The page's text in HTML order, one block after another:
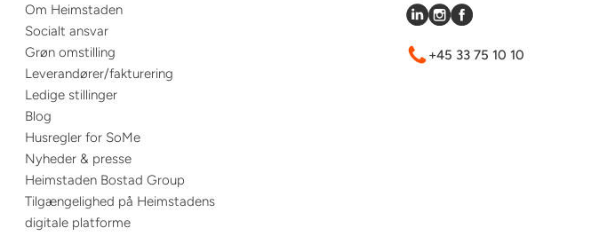
Om Heimstaden
Socialt ansvar
Grøn omstilling
Leverandører/fakturering
Ledige stillinger
Blog
Husregler for SoMe
Nyheder & presse
Heimstaden Bostad Group
Tilgængelighed på Heimstadens
digitale platforme
+45 33 75 10 10